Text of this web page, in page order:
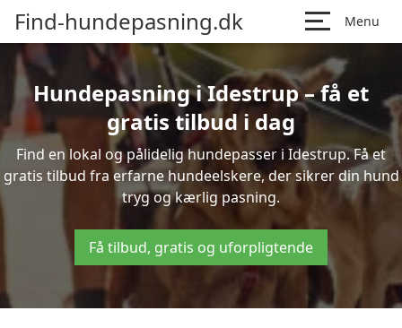
Find-hundepasning.dk Menu
Hundepasning i Idestrup – få et
gratis tilbud i dag
Find en lokal og pålidelig hundepasser i Idestrup. Få et
gratis tilbud fra erfarne hundeelskere, der sikrer din hund
tryg og kærlig pasning.
Få tilbud, gratis og uforpligtende